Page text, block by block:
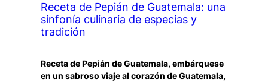
Receta de Pepián de Guatemala: una
sinfonía culinaria de especias y
tradición
Receta de Pepián de Guatemala, embárquese
en un sabroso viaje al corazón de Guatemala,